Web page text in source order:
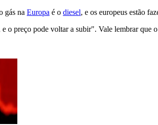
gás na Europa é o diesel, e os europeus estão
e o preço pode voltar a subir". Vale lembrar que